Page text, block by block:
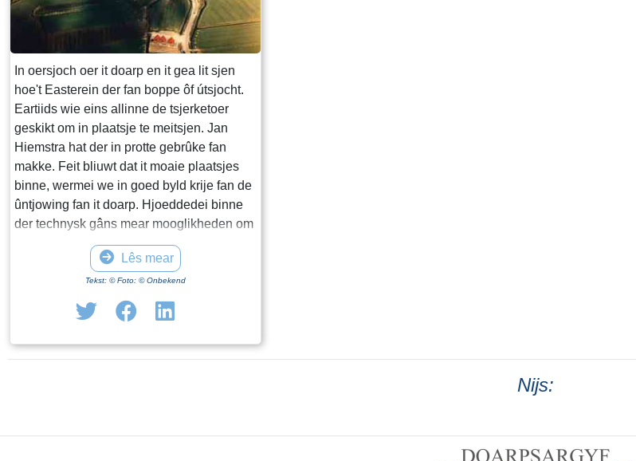
befette it buertsje
Donia, lyts en grut
Ta beslút noch it '
Stittens,
steaten Reduzum
In oersjoch oer it doarp en it gea lit sjen
hoe't Easterein der fan boppe ôf útsjocht.
Eartiids wie eins allinne de tsjerketoer
geskikt om in plaatsje te meitsjen. Jan
Hiemstra hat der in protte gebrûke fan
makke. Feit bliuwt dat it moaie plaatsjes
binne, wermei we in goed byld krije fan de
ûntjowing fan it doarp. Hjoeddedei binne
der technysk gâns mear mooglikheden om
echt fanút de loft it doarp te fotografearjen
of te filmjen. In earste fimke fan Michiel
Dotinga, makke yn maaije 2025 is yn it
finster al te besjen.
Lês mear
Tekst: © Foto: © Onbekend
Nijs: